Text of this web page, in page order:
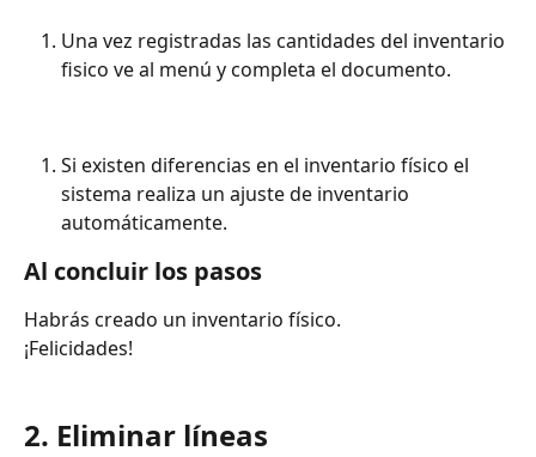
Una vez registradas las cantidades del inventario
fisico ve al menú y completa el documento.
Si existen diferencias en el inventario físico el
sistema realiza un ajuste de inventario
automáticamente.
Al concluir los pasos
Habrás creado un inventario físico.
¡Felicidades!
2. Eliminar líneas